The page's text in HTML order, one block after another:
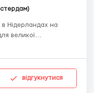
в Нідерландах на
великої
на сучасному складі
&...
відгукнутися